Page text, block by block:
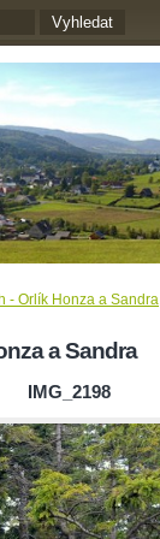
- Orlík Honza a Sandra
a Sandra
IMG_2198